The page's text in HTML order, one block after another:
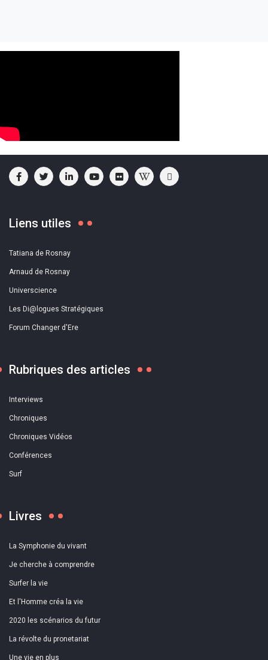
Liens utiles
Tatiana de Rosnay
Arnaud de Rosnay
Universcience
Les Di@logues Stratégiques
Forum Changer d'Ere
Rubriques des articles
Interviews
Chroniques
Chroniques Vidéos
Conférences
Surf
Livres
La Symphonie du vivant
Je cherche à comprendre
Surfer la vie
Et l'Homme créa la vie
2020 les scénarios du futur
La révolte du pronetariat
Une vie en plus